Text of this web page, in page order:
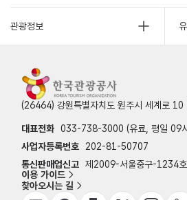
관광정보
(26464) 강원특별자치도 원주시 세계로 10
대표전화 033-738-3000 (유료, 평일 09
사업자등록번호
202-81-50707
통신판매업신고 제2009-서울중구-1234호
이용 가이드
찾아오시는 길